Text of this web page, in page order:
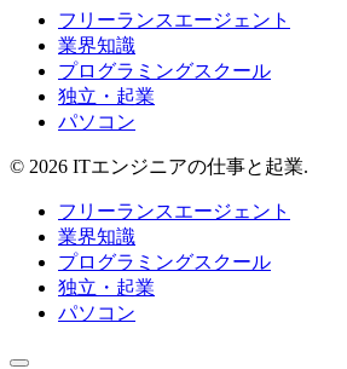
フリーランスエージェント
業界知識
プログラミングスクール
独立・起業
パソコン
© 2026 ITエンジニアの仕事と起業.
フリーランスエージェント
業界知識
プログラミングスクール
独立・起業
パソコン